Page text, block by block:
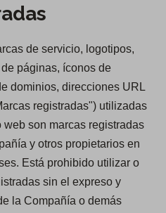
de servicio, logotipos,
páginas, íconos de
dominios, direcciones URL
registradas") utilizadas
son marcas registradas
y otros propietarios en
Está prohibido utilizar o
sin el expreso y
la Compañía o demás